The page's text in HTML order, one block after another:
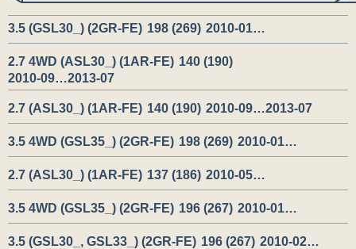
3.5 (GSL30_) (2GR-FE) 198 (269) 2010-01…
2.7 4WD (ASL30_) (1AR-FE) 140 (190)
2010-09…2013-07
2.7 (ASL30_) (1AR-FE) 140 (190) 2010-09…2013-07
3.5 4WD (GSL35_) (2GR-FE) 198 (269) 2010-01…
2.7 (ASL30_) (1AR-FE) 137 (186) 2010-05…
3.5 4WD (GSL35_) (2GR-FE) 196 (267) 2010-01…
3.5 (GSL30_, GSL33_) (2GR-FE) 196 (267) 2010-02…